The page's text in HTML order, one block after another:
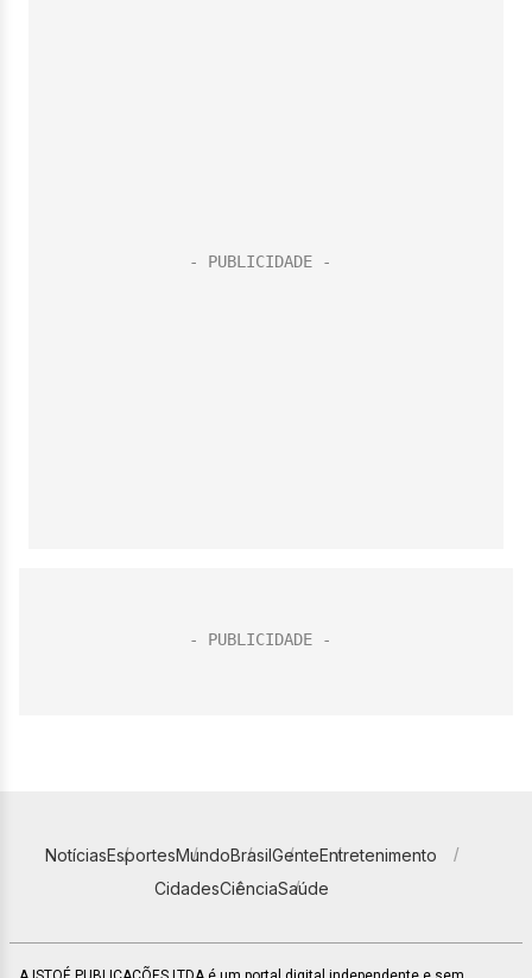
NotíciasEsportesMundoBrasilGenteEntretenimento
CidadesCiênciaSaúde